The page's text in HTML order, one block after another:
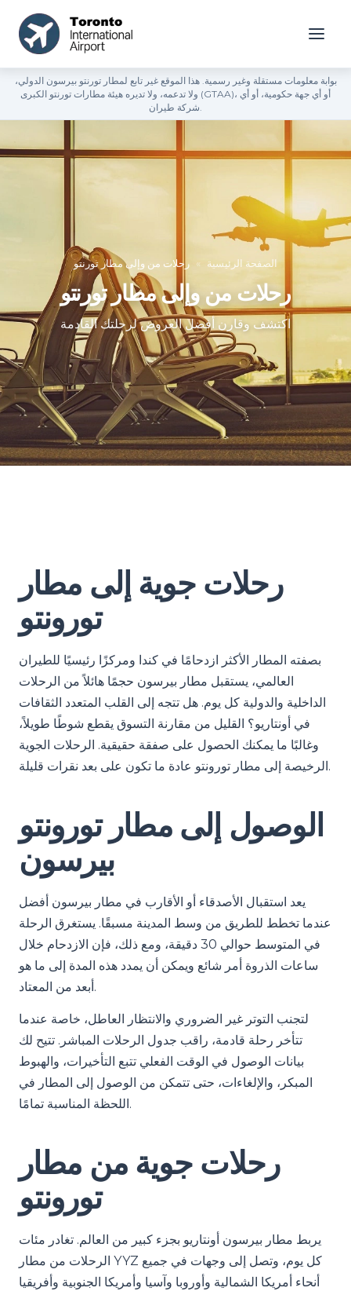
بوابة معلومات مستقلة وغير رسمية. هذا الموقع غير تابع لمطار تورنتو بيرسون الدولي،
ولا تدعمه، ولا تديره هيئة مطارات تورنتو الكبرى (GTAA)، أو أي جهة حكومية، أو أي
شركة طيران.
الصفحة الرئيسية » رحلات من وإلى مطار تورنتو
رحلات من وإلى مطار تورنتو
اكتشف وقارن أفضل العروض لرحلتك القادمة
رحلات جوية إلى مطار
تورونتو
بصفته المطار الأكثر ازدحامًا في كندا ومركزًا رئيسيًا للطيران
العالمي، يستقبل مطار بيرسون حجمًا هائلاً من الرحلات
الداخلية والدولية كل يوم. هل تتجه إلى القلب المتعدد الثقافات
في أونتاريو؟ القليل من مقارنة التسوق يقطع شوطًا طويلاً،
وغالبًا ما يمكنك الحصول على صفقة حقيقية. الرحلات الجوية
الرخيصة إلى مطار تورونتو عادة ما تكون على بعد نقرات قليلة.
الوصول إلى مطار تورونتو
بيرسون
يعد استقبال الأصدقاء أو الأقارب في مطار بيرسون أفضل
عندما تخطط للطريق من وسط المدينة مسبقًا. يستغرق الرحلة
في المتوسط حوالي 30 دقيقة، ومع ذلك، فإن الازدحام خلال
ساعات الذروة أمر شائع ويمكن أن يمدد هذه المدة إلى ما هو
أبعد من المعتاد.
لتجنب التوتر غير الضروري والانتظار العاطل، خاصة عندما
تتأخر رحلة قادمة، راقب جدول الرحلات المباشر. تتيح لك
بيانات الوصول في الوقت الفعلي تتبع التأخيرات، والهبوط
المبكر، والإلغاءات، حتى تتمكن من الوصول إلى المطار في
اللحظة المناسبة تمامًا.
رحلات جوية من مطار
تورونتو
يربط مطار بيرسون أونتاريو بجزء كبير من العالم. تغادر مئات
الرحلات من مطار YYZ كل يوم، وتصل إلى وجهات في جميع
أنحاء أمريكا الشمالية وأوروبا وآسيا وأمريكا الجنوبية وأفريقيا